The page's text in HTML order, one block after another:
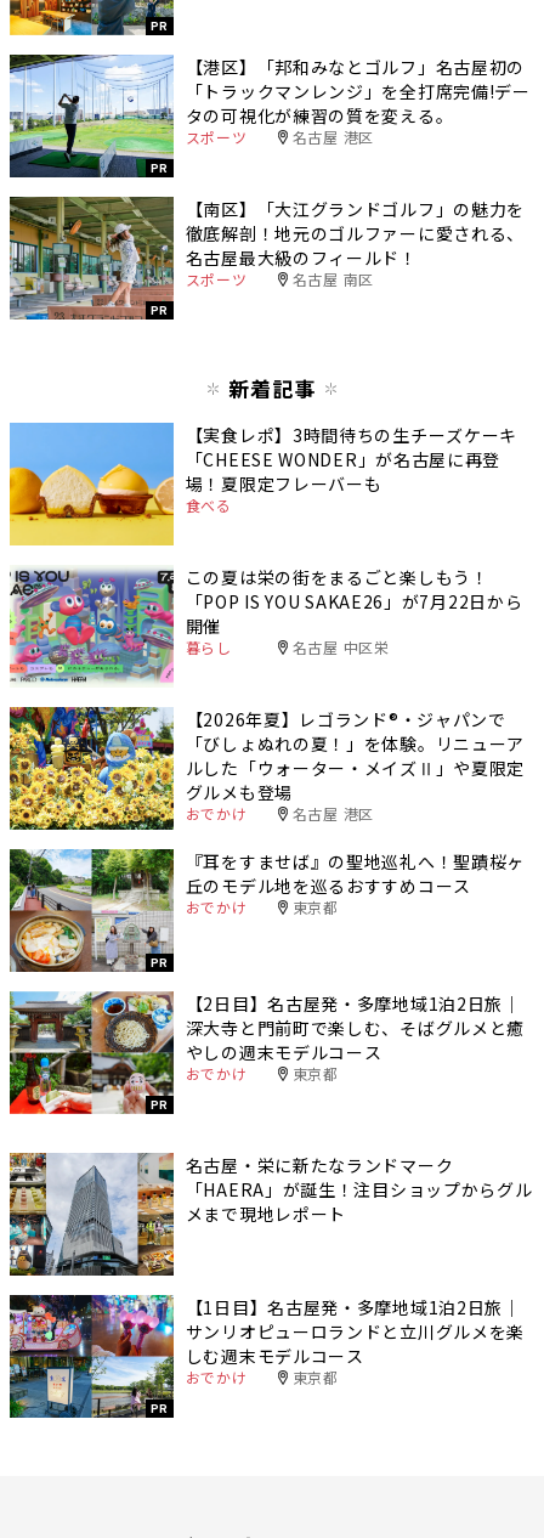
PR
PR
【港区】「邦和みなとゴルフ」名古屋初の
「トラックマンレンジ」を全打席完備!デー
タの可視化が練習の質を変える。
スポーツ 名古屋 港区
PR
【南区】「大江グランドゴルフ」の魅力を
徹底解剖！地元のゴルファーに愛される、
名古屋最大級のフィールド！
スポーツ 名古屋 南区
新着記事
【実食レポ】3時間待ちの生チーズケーキ
「CHEESE WONDER」が名古屋に再登
場！夏限定フレーバーも
食べる
この夏は栄の街をまるごと楽しもう！
「POP IS YOU SAKAE26」が7月22日から
開催
暮らし 名古屋 中区栄
【2026年夏】レゴランド®・ジャパンで
「びしょぬれの夏！」を体験。リニューア
ルした「ウォーター・メイズⅡ」や夏限定
グルメも登場
おでかけ 名古屋 港区
PR
『耳をすませば』の聖地巡礼へ！聖蹟桜ヶ
丘のモデル地を巡るおすすめコース
おでかけ 東京都
PR
【2日目】名古屋発・多摩地域1泊2日旅｜
深大寺と門前町で楽しむ、そばグルメと癒
やしの週末モデルコース
おでかけ 東京都
名古屋・栄に新たなランドマーク
「HAERA」が誕生！注目ショップからグル
メまで現地レポート
PR
【1日目】名古屋発・多摩地域1泊2日旅｜
サンリオピューロランドと立川グルメを楽
しむ週末モデルコース
おでかけ 東京都